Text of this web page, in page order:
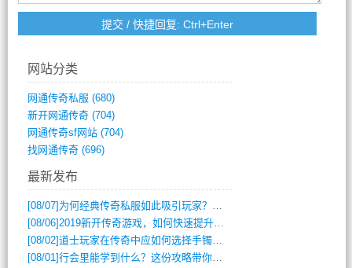
网站分类
网通传奇私服 (680)
新开网通传奇(704)
网通传奇sf网站(704)
找网通传奇(696)
最新发布
[08/07] 为何经典传奇私服如此吸引玩家？深度攻略解析
[08/06]2019新开传奇游戏，如何快速提升角色等级？
[08/02]道士玩家在传奇中应如何选择手镯装备？
[08/01]行会里能学到什么？这份攻略带你全掌握